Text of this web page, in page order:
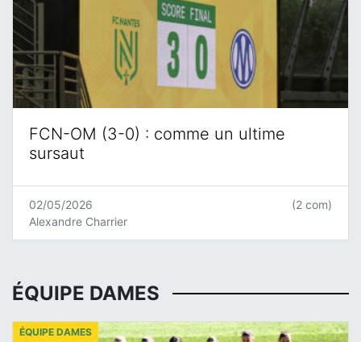
FCN-OM (3-0) : comme un ultime
sursaut
02/05/2026
Alexandre Charrier
(2 com)
ÉQUIPE DAMES
ÉQUIPE DAMES